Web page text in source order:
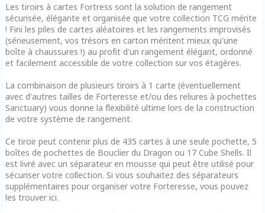
Les tiroirs à cartes Fortress sont la solution de rangement
sécurisée, élégante et organisée que votre collection TCG mérite
! Fini les piles de cartes aléatoires et les rangements improvisés
(sérieusement, vos trésors en carton méritent mieux qu'une
boîte à chaussures !) au profit d'un rangement élégant, ordonné
et facilement accessible de votre collection sur vos étagères.
La combinaison de plusieurs tiroirs à 1 carte (éventuellement
avec d'autres tailles de Forteresse et/ou des reliures à pochettes
Sanctuary) vous donne la flexibilité ultime lors de la construction
de votre système de rangement.
Ce tiroir peut contenir plus de 435 cartes à une seule pochette, 5
boîtes de pochettes de Bouclier du Dragon ou 17 Cube Shells. Il
est livré avec un séparateur en mousse qui peut être utilisé pour
sécuriser votre collection. Si vous souhaitez des séparateurs
supplémentaires pour organiser votre Forteresse, vous pouvez
les trouver ici.